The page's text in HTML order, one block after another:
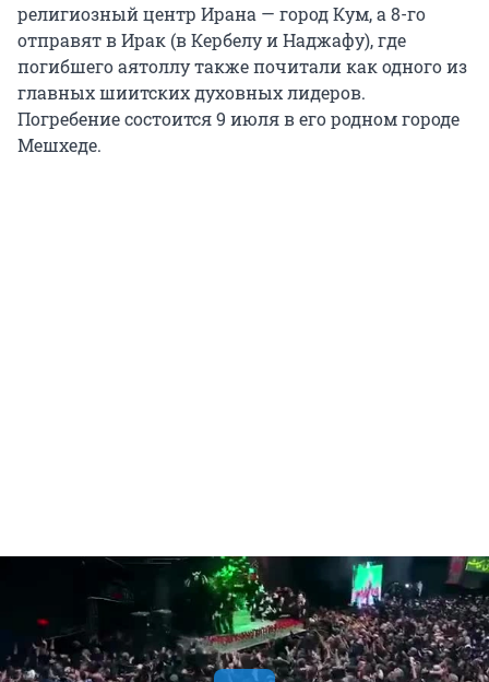
религиозный центр Ирана — город Кум, а 8-го
отправят в Ирак (в Кербелу и Наджафу), где
погибшего аятоллу также почитали как одного из
главных шиитских духовных лидеров.
Погребение состоится 9 июля в его родном городе
Мешхеде.